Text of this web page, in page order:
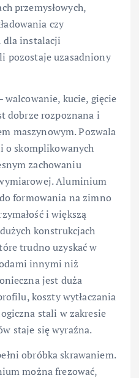
przemysłowych,
czy
dla instalacji
pozostaje uzasadniony
walcowanie, kucie, gięcie
dobrze rozpoznana i
maszynowym. Pozwala
o skomplikowanych
zachowaniu
Aluminium
formowania na zimno
i większą
konstrukcjach
trudno uzyskać w
innymi niż
jest duża
koszty wytłaczania
stali w zakresie
staje się wyraźna.
obróbka skrawaniem.
można frezować,